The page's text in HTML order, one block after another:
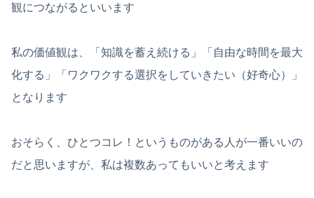
観につながるといいます
私の価値観は、「知識を蓄え続ける」「自由な時間を最大
化する」「ワクワクする選択をしていきたい（好奇心）」
となります
おそらく、ひとつコレ！というものがある人が一番いいの
だと思いますが、私は複数あってもいいと考えます